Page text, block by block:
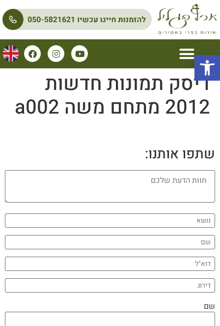
פתח סרגל נגישות
דיסק תמונות חדשות
2012 מתחם משה a002
שתפו אותנו:
שם